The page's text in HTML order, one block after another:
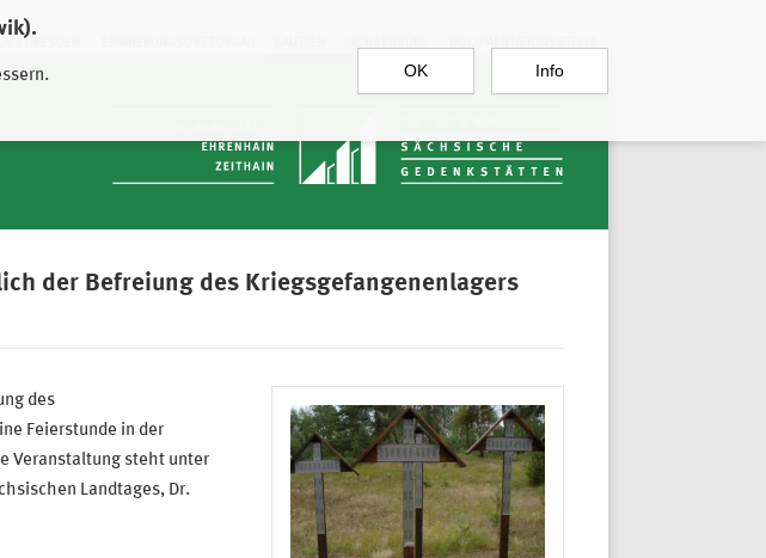
OK Info
DRESDEN
der Befreiung des Kriegsgefangenenlagers
des
Feierstunde in der
Veranstaltung steht unter
Landtages, Dr.